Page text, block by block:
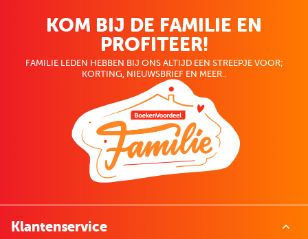
KOM BIJ DE FAMILIE EN
PROFITEER!
FAMILIE LEDEN HEBBEN BIJ ONS ALTIJD EEN STREEPJE VOOR;
KORTING, NIEUWSBRIEF EN MEER..
Klantenservice